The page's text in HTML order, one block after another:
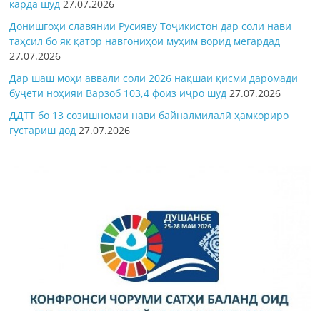
карда шуд 27.07.2026
Донишгоҳи славянии Русияву Тоҷикистон дар соли нави
таҳсил бо як қатор навгониҳои муҳим ворид мегардад
27.07.2026
Дар шаш моҳи аввали соли 2026 нақшаи қисми даромади
буҷети ноҳияи Варзоб 103,4 фоиз иҷро шуд 27.07.2026
ДДТТ бо 13 созишномаи нави байналмилалӣ ҳамкориро
густариш дод 27.07.2026